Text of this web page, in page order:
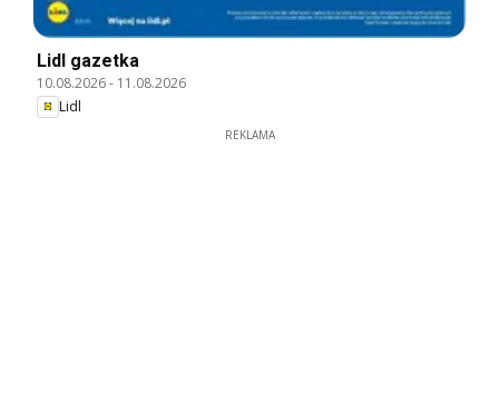
Lidl gazetka
10.08.2026- 11.08.2026
Lidl
REKLAMA